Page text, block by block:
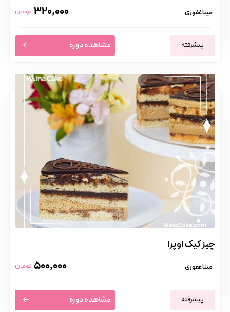
مینا غفوری 320,000 تومان
پیشرفته مشاهده دوره
چیز کیک اوپرا
مینا غفوری 500,000 تومان
پیشرفته مشاهده دوره